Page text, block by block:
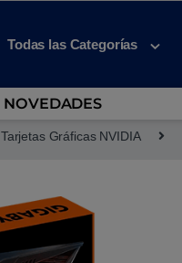
Todas las Categorías
NOVEDADES
Tarjetas Gráficas NVIDIA